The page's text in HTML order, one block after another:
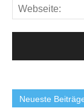
Neueste